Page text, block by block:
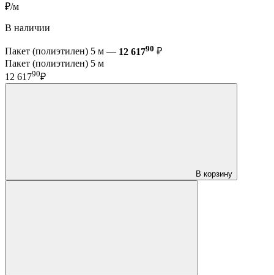
₽/м
В наличии
Пакет (полиэтилен) 5 м — 12 61790 ₽
Пакет (полиэтилен) 5 м
12 61790₽
В корзину